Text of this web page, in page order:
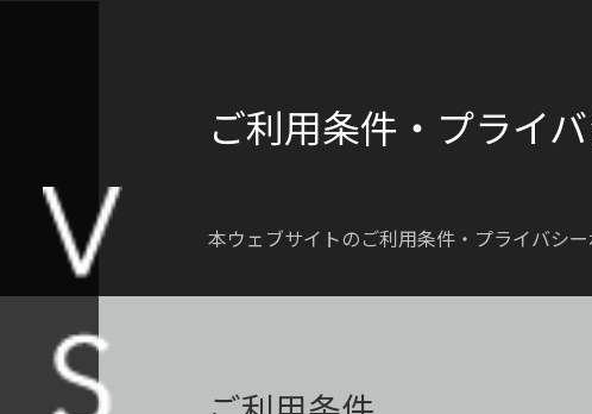
ご利用条件・プライ
本ウェブサイトのご利用条件・プライバシ